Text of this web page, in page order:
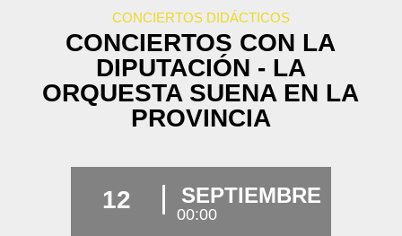
CONCIERTOS DIDÁCTICOS
CONCIERTOS CON LA
DIPUTACIÓN - LA
ORQUESTA SUENA EN LA
PROVINCIA
12 SEPTIEMBRE
00:00